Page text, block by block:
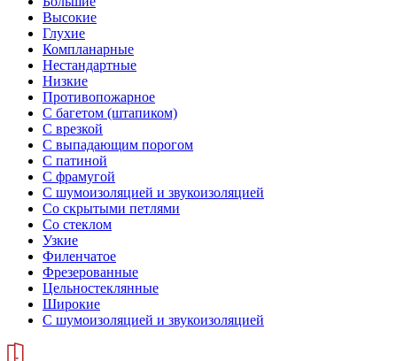
Высокие
Глухие
Компланарные
Нестандартные
Низкие
Противопожарное
С багетом (штапиком)
С врезкой
С выпадающим порогом
С патиной
С фрамугой
С шумоизоляцией и звукоизоляцией
Со скрытыми петлями
Со стеклом
Узкие
Филенчатое
Фрезерованные
Цельностеклянные
Широкие
С шумоизоляцией и звукоизоляцией